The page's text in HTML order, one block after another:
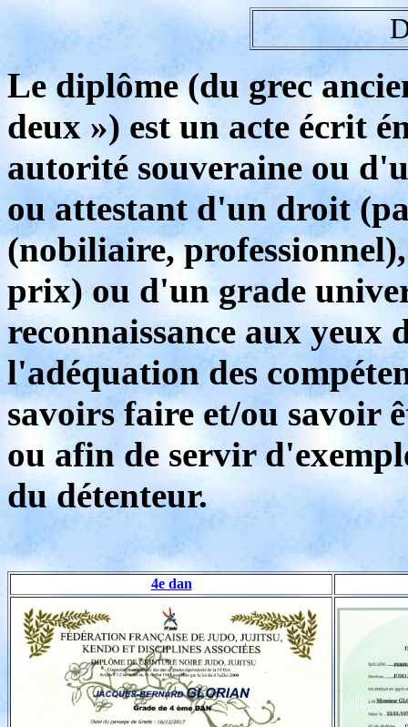
Le diplôme (du grec
deux ») est un acte écrit
autorité souveraine ou
ou attestant d'un droit
(nobiliaire,
prix) ou d'un grade
reconnaissance aux yeux
l'adéquation des
savoirs faire et/ou savoir
ou afin de servir
du détenteur.
4e dan